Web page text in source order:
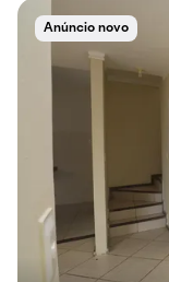
Anúncio novo